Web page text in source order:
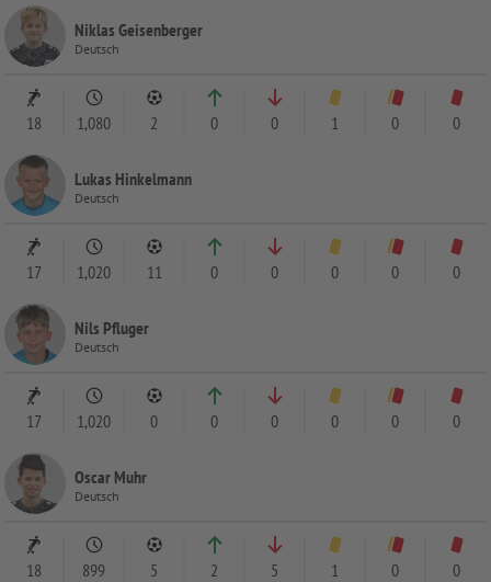
Niklas Geisenberger
Deutsch
18 1,080 2 0 0 1 0 0
Lukas Hinkelmann
Deutsch
17 1,020 11 0 0 0 0 0
Nils Pfluger
Deutsch
17 1,020 0 0 0 0 0 0
Oscar Muhr
Deutsch
18 899 5 2 5 1 0 0